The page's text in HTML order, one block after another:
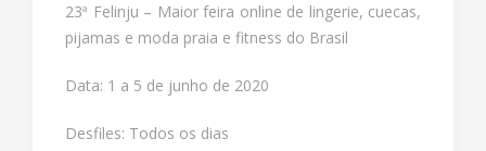
23ª Felinju – Maior feira online de lingerie, cuecas,
pijamas e moda praia e fitness do Brasil
Data: 1 a 5 de junho de 2020
Desfiles: Todos os dias